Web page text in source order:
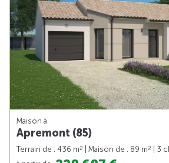
Maison à
Apremont (85)
Terrain de : 436 m2 | Maison de : 89 m2
| 3